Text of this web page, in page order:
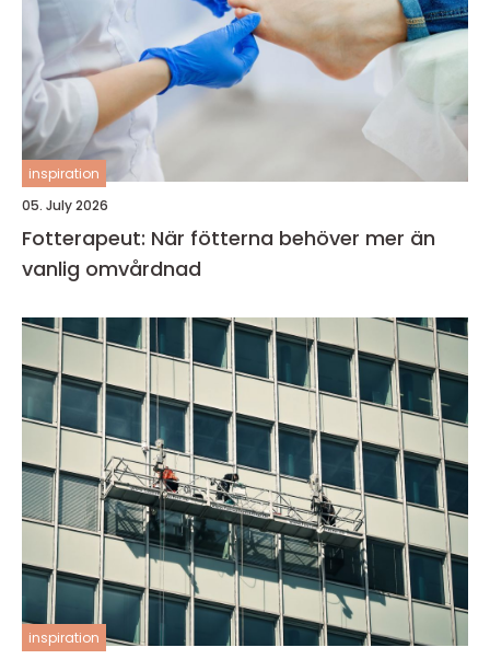
inspiration
05. July 2026
Fotterapeut: När fötterna behöver mer än
vanlig omvårdnad
inspiration